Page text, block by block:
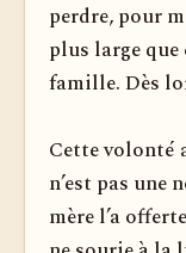
perdre, pour
plus large
famille. Dès
Cette volonté
n’est pas une
mère l’a